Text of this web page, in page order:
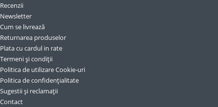
Recenzii
Newsletter
Cum se livrează
Returnarea produselor
Plata cu cardul in rate
Termeni și condiții
Politica de utilizare Cookie-uri
Politica de confidențialitate
Sugestii și reclamații
Contact